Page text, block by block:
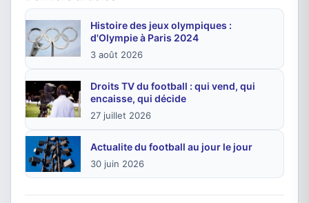
Histoire des jeux olympiques :
d'Olympie à Paris 2024
3 août 2026
Droits TV du football : qui vend, qui
encaisse, qui décide
27 juillet 2026
Actualite du football au jour le jour
30 juin 2026